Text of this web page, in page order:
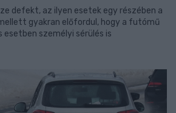
defekt, az ilyen esetek egy részében a
gyakran előfordul, hogy a futómű
esetben személyi sérülés is